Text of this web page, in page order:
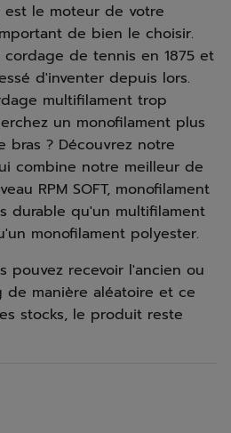
le moteur de votre
de bien le choisir.
cordage de tennis en 1875 et
d'inventer depuis lors.
multifilament trop
un monofilament plus
bras ? Découvrez notre
combine notre meilleur de
RPM SOFT, monofilament
durable qu'un multifilament
monofilament polyester.
pouvez recevoir l'ancien ou
de manière aléatoire et ce
stocks, le produit reste